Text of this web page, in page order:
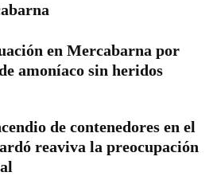
en Mercabarna por
amoníaco sin heridos
de contenedores en el
reaviva la preocupación